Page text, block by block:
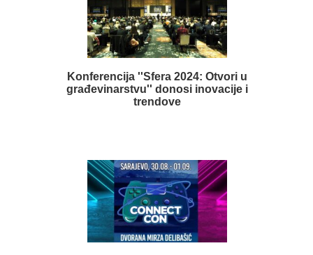
Konferencija ''Sfera 2024: Otvori u
građevinarstvu'' donosi inovacije i
trendove